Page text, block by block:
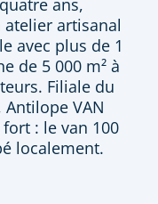
ans,
atelier artisanal
avec plus de 1
de 5 000 m² à
Filiale du
VAN
: le van 100
localement.